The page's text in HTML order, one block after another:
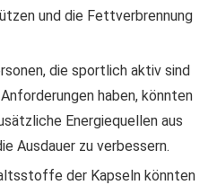
und die Fettverbrennung
die sportlich aktiv sind
haben, könnten
Energiequellen aus
Ausdauer zu verbessern.
der Kapseln könnten